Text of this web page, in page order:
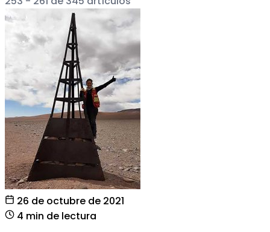
26 de octubre de 2021
4 min de lectura